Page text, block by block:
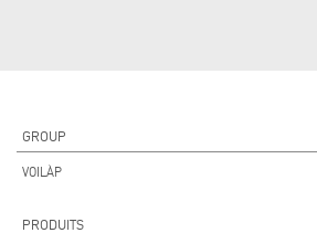
GROUP
VOILÀP
PRODUITS